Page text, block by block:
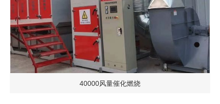
40000风量催化燃烧